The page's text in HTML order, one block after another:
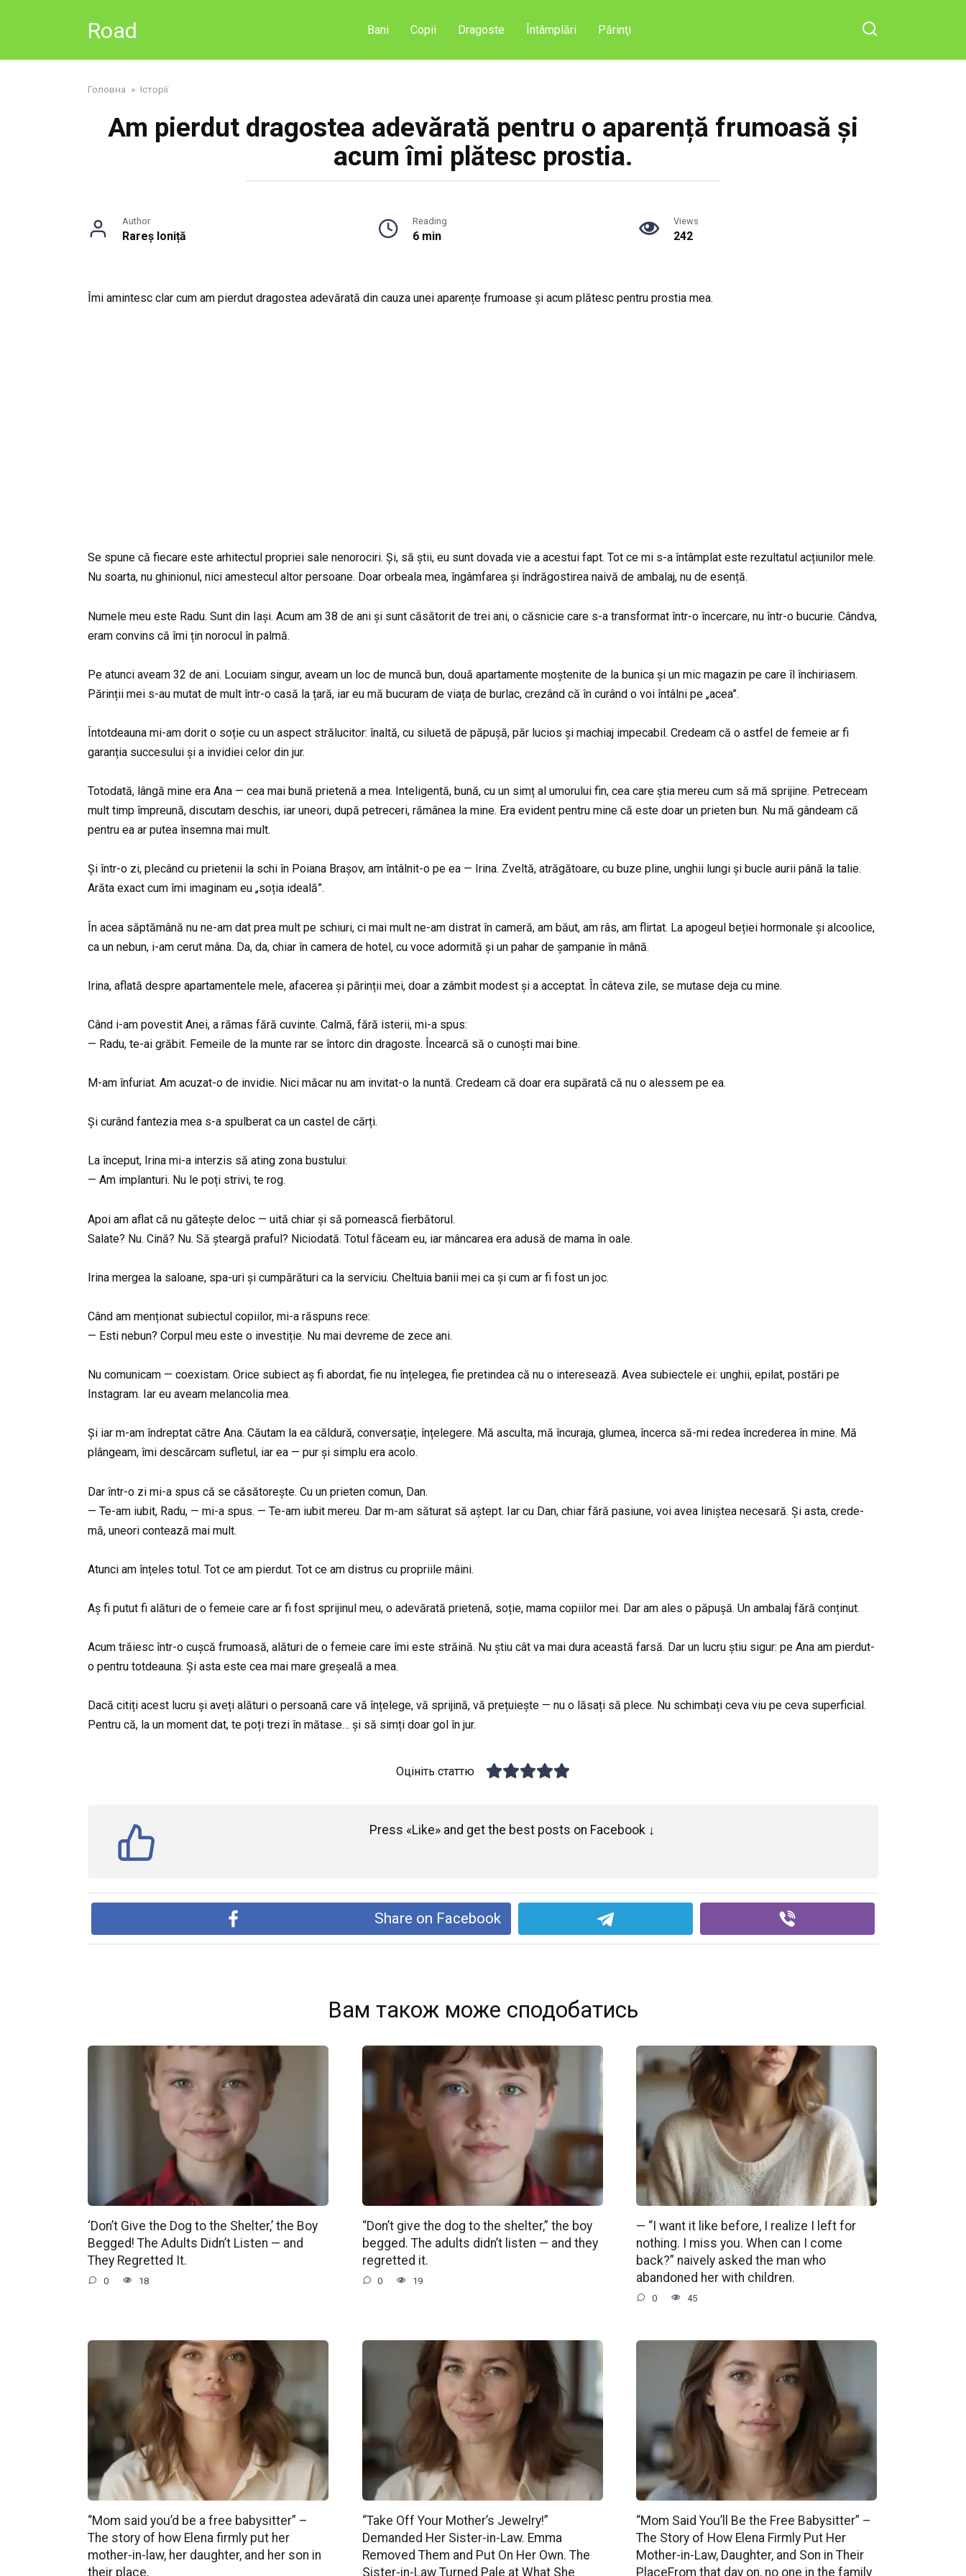
Road Bani Copii Dragoste Întâmplări Părinţi
Головна » Історії
Am pierdut dragostea adevărată pentru o aparență frumoasă și
acum îmi plătesc prostia.
Author
Rareș Ioniță
Reading
6 min
Views
242
Îmi amintesc clar cum am pierdut dragostea adevărată din cauza unei aparențe frumoase și acum plătesc pentru prostia mea.
Se spune că fiecare este arhitectul propriei sale nenorociri. Și, să știi, eu sunt dovada vie a acestui fapt. Tot ce mi s-a întâmplat este rezultatul acțiunilor mele.
Nu soarta, nu ghinionul, nici amestecul altor persoane. Doar orbeala mea, îngâmfarea și îndrăgostirea naivă de ambalaj, nu de esență.
Numele meu este Radu. Sunt din Iași. Acum am 38 de ani și sunt căsătorit de trei ani, o căsnicie care s-a transformat într-o încercare, nu într-o bucurie. Cândva,
eram convins că îmi țin norocul în palmă.
Pe atunci aveam 32 de ani. Locuiam singur, aveam un loc de muncă bun, două apartamente moștenite de la bunica și un mic magazin pe care îl închiriasem.
Părinții mei s-au mutat de mult într-o casă la țară, iar eu mă bucuram de viața de burlac, crezând că în curând o voi întâlni pe „acea”.
Întotdeauna mi-am dorit o soție cu un aspect strălucitor: înaltă, cu siluetă de păpușă, păr lucios și machiaj impecabil. Credeam că o astfel de femeie ar fi
garanția succesului și a invidiei celor din jur.
Totodată, lângă mine era Ana — cea mai bună prietenă a mea. Inteligentă, bună, cu un simț al umorului fin, cea care știa mereu cum să mă sprijine. Petreceam
mult timp împreună, discutam deschis, iar uneori, după petreceri, rămânea la mine. Era evident pentru mine că este doar un prieten bun. Nu mă gândeam că
pentru ea ar putea însemna mai mult.
Și într-o zi, plecând cu prietenii la schi în Poiana Brașov, am întâlnit-o pe ea — Irina. Zveltă, atrăgătoare, cu buze pline, unghii lungi și bucle aurii până la talie.
Arăta exact cum îmi imaginam eu „soția ideală”.
În acea săptămână nu ne-am dat prea mult pe schiuri, ci mai mult ne-am distrat în cameră, am băut, am râs, am flirtat. La apogeul beției hormonale și alcoolice,
ca un nebun, i-am cerut mâna. Da, da, chiar în camera de hotel, cu voce adormită și un pahar de șampanie în mână.
Irina, aflată despre apartamentele mele, afacerea și părinții mei, doar a zâmbit modest și a acceptat. În câteva zile, se mutase deja cu mine.
Când i-am povestit Anei, a rămas fără cuvinte. Calmă, fără isterii, mi-a spus:
— Radu, te-ai grăbit. Femeile de la munte rar se întorc din dragoste. Încearcă să o cunoști mai bine.
M-am înfuriat. Am acuzat-o de invidie. Nici măcar nu am invitat-o la nuntă. Credeam că doar era supărată că nu o alessem pe ea.
Și curând fantezia mea s-a spulberat ca un castel de cărți.
La început, Irina mi-a interzis să ating zona bustului:
— Am implanturi. Nu le poți strivi, te rog.
Apoi am aflat că nu gătește deloc — uită chiar și să pornească fierbătorul.
Salate? Nu. Cină? Nu. Să șteargă praful? Niciodată. Totul făceam eu, iar mâncarea era adusă de mama în oale.
Irina mergea la saloane, spa-uri și cumpărături ca la serviciu. Cheltuia banii mei ca și cum ar fi fost un joc.
Când am menționat subiectul copiilor, mi-a răspuns rece:
— Esti nebun? Corpul meu este o investiție. Nu mai devreme de zece ani.
Nu comunicam — coexistam. Orice subiect aș fi abordat, fie nu înțelegea, fie pretindea că nu o interesează. Avea subiectele ei: unghii, epilat, postări pe
Instagram. Iar eu aveam melancolia mea.
Și iar m-am îndreptat către Ana. Căutam la ea căldură, conversație, înțelegere. Mă asculta, mă încuraja, glumea, încerca să-mi redea încrederea în mine. Mă
plângeam, îmi descărcam sufletul, iar ea — pur și simplu era acolo.
Dar într-o zi mi-a spus că se căsătorește. Cu un prieten comun, Dan.
— Te-am iubit, Radu, — mi-a spus. — Te-am iubit mereu. Dar m-am săturat să aștept. Iar cu Dan, chiar fără pasiune, voi avea liniștea necesară. Și asta, crede-
mă, uneori contează mai mult.
Atunci am înțeles totul. Tot ce am pierdut. Tot ce am distrus cu propriile mâini.
Aș fi putut fi alături de o femeie care ar fi fost sprijinul meu, o adevărată prietenă, soție, mama copiilor mei. Dar am ales o păpușă. Un ambalaj fără conținut.
Acum trăiesc într-o cușcă frumoasă, alături de o femeie care îmi este străină. Nu știu cât va mai dura această farsă. Dar un lucru știu sigur: pe Ana am pierdut-
o pentru totdeauna. Și asta este cea mai mare greșeală a mea.
Dacă citiți acest lucru și aveți alături o persoană care vă înțelege, vă sprijină, vă prețuiește — nu o lăsați să plece. Nu schimbați ceva viu pe ceva superficial.
Pentru că, la un moment dat, te poți trezi în mătase… și să simți doar gol în jur.
Оцініть статтю
Press «Like» and get the best posts on Facebook ↓
Share on Facebook
Вам також може сподобатись
‘Don’t Give the Dog to the Shelter,’ the Boy
Begged! The Adults Didn’t Listen — and
They Regretted It.
0 18
“Don’t give the dog to the shelter,” the boy
begged. The adults didn’t listen — and they
regretted it.
0 19
— “I want it like before, I realize I left for
nothing. I miss you. When can I come
back?” naively asked the man who
abandoned her with children.
0 45
“Mom said you’d be a free babysitter” –
The story of how Elena firmly put her
mother-in-law, her daughter, and her son in
their place.
“Take Off Your Mother’s Jewelry!”
Demanded Her Sister-in-Law. Emma
Removed Them and Put On Her Own. The
Sister-in-Law Turned Pale at What She
“Mom Said You’ll Be the Free Babysitter” –
The Story of How Elena Firmly Put Her
Mother-in-Law, Daughter, and Son in Their
PlaceFrom that day on, no one in the family